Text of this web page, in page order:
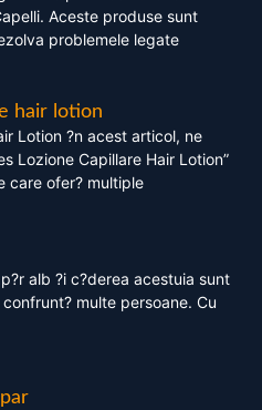
Aceste produse sunt
problemele legate
hair lotion
Lotion ?n acest articol, ne
Lozione Capillare Hair Lotion”
care ofer? multiple
alb ?i c?derea acestuia sunt
multe persoane. Cu